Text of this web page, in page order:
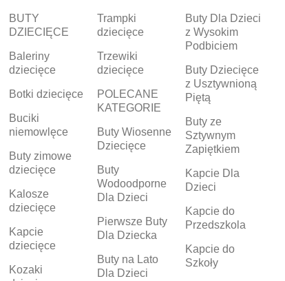
BUTY
DZIECIĘCE
Baleriny
dziecięce
Botki dziecięce
Buciki
niemowlęce
Buty zimowe
dziecięce
Kalosze
dziecięce
Kapcie
dziecięce
Kozaki
Trampki
dziecięce
Trzewiki
dziecięce
POLECANE
KATEGORIE
Buty Wiosenne
Dziecięce
Buty
Wodoodporne
Dla Dzieci
Pierwsze Buty
Dla Dziecka
Buty na Lato
Dla Dzieci
Buty Dla Dzieci
z Wysokim
Podbiciem
Buty Dziecięce
z Usztywnioną
Piętą
Buty ze
Sztywnym
Zapiętkiem
Kapcie Dla
Dzieci
Kapcie do
Przedszkola
Kapcie do
Szkoły